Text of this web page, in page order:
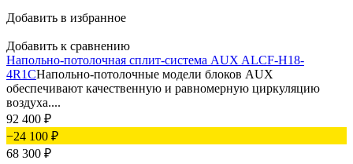
Добавить в избранное
Добавить к сравнению
Напольно-потолочная сплит-система AUX ALCF-H18-
4R1CНапольно-потолочные модели блоков AUX
обеспечивают качественную и равномерную циркуляцию
воздуха....
92 400 ₽
−24 100 ₽
68 300 ₽